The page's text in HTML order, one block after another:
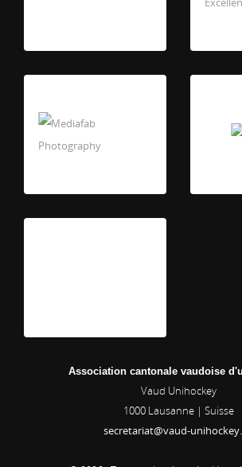
Association cantonale vaudoise
Vaud Unihockey
1000 Lausanne | Suisse
secretariat@vaud-